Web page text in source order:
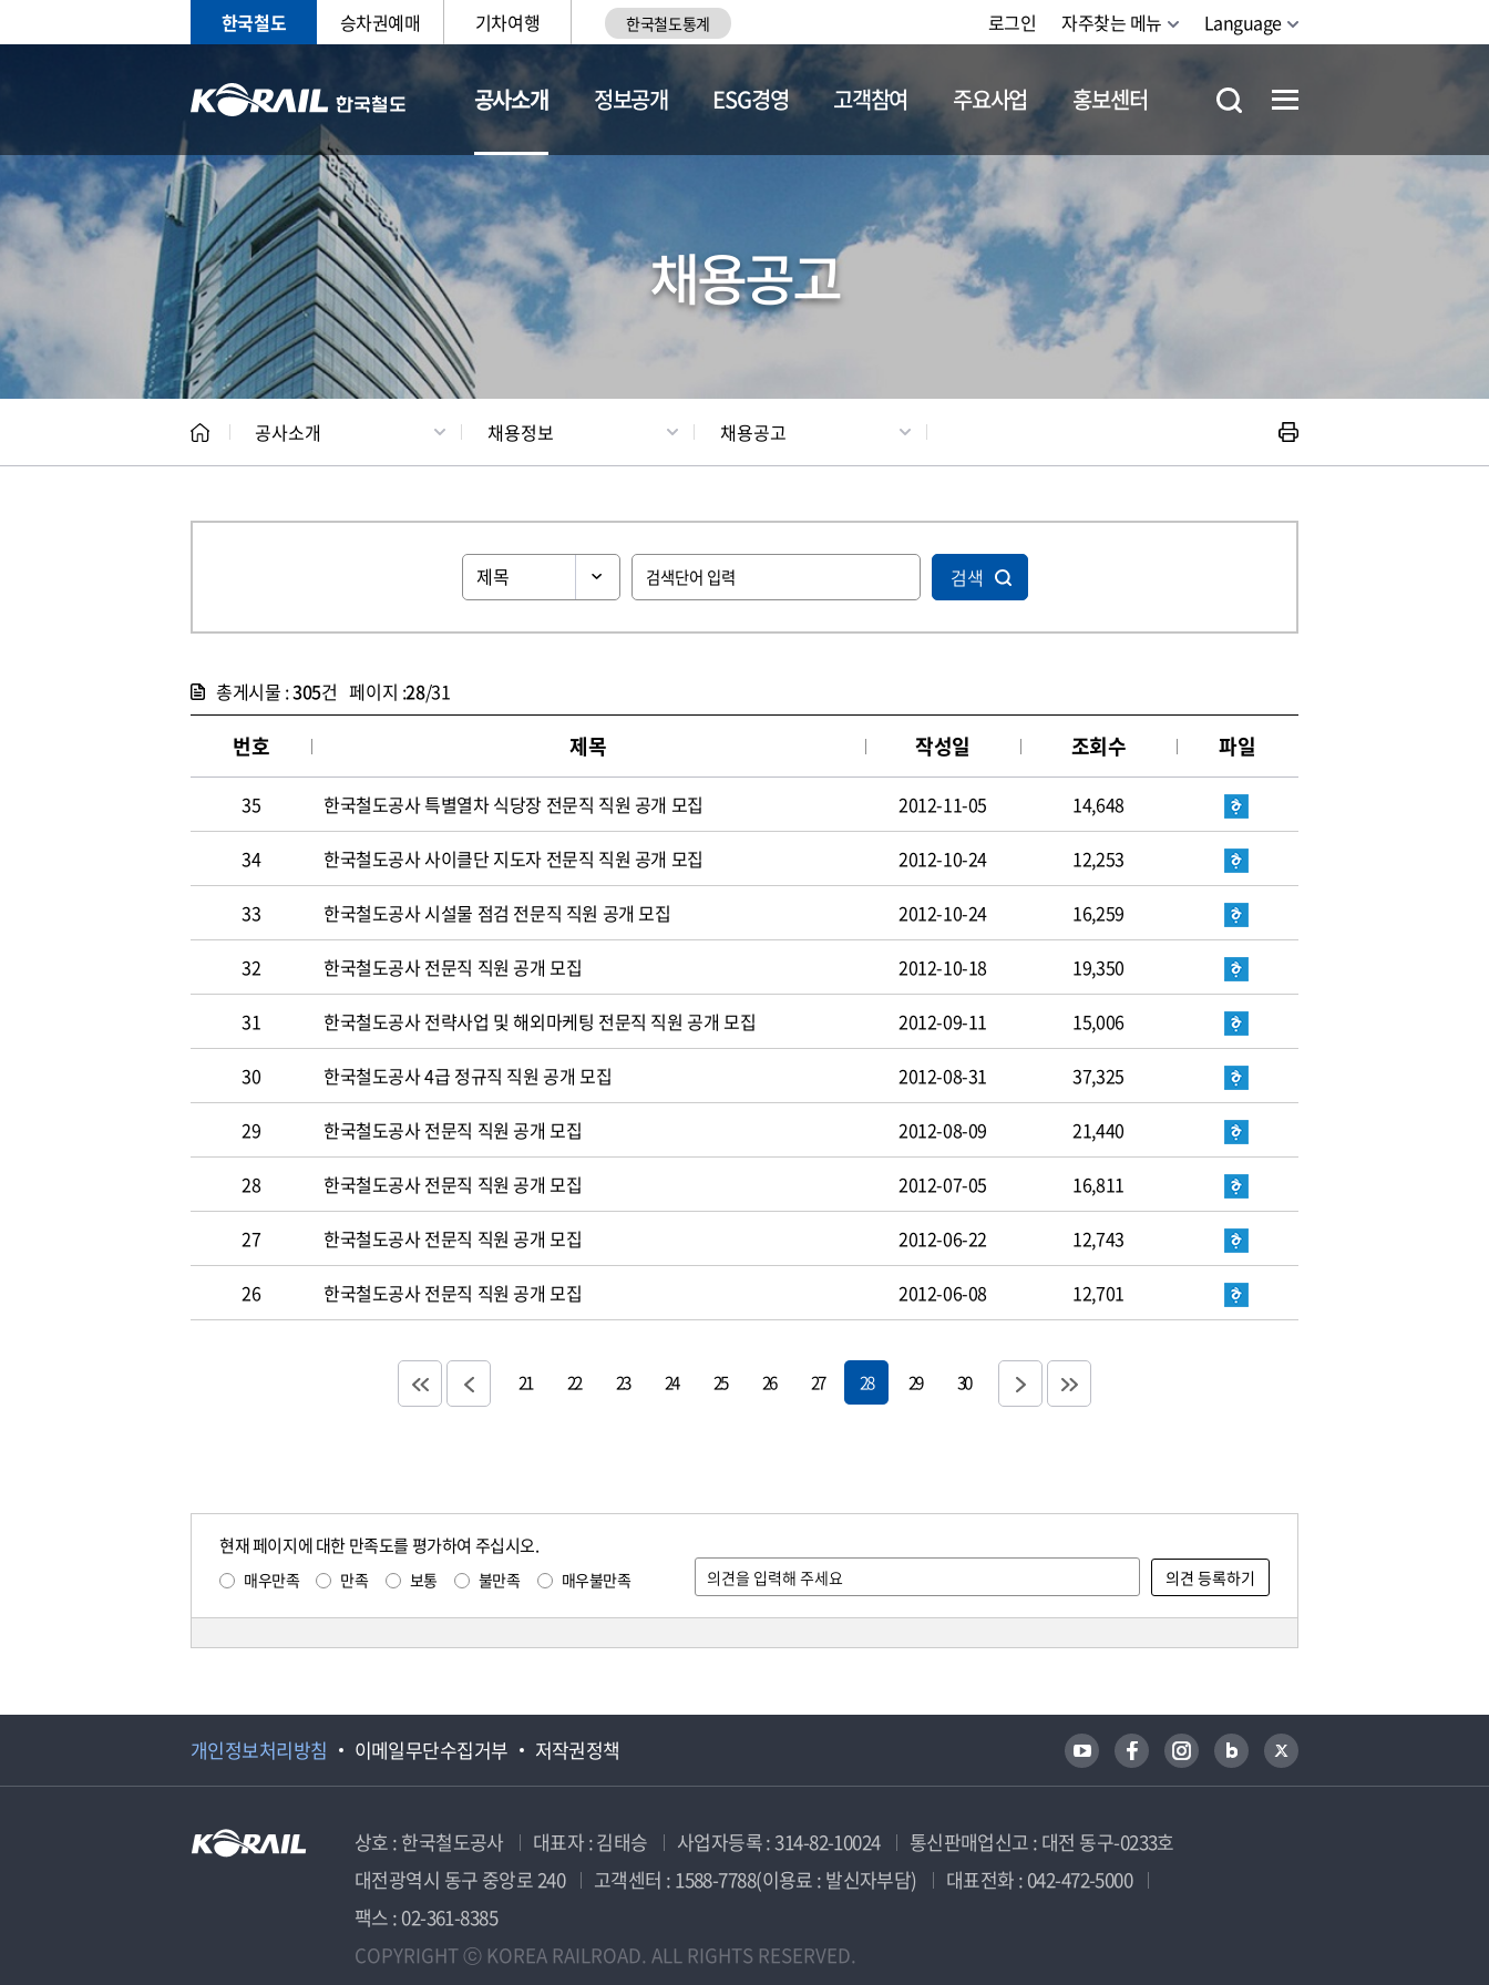
한국철도 승차권예매 기차여행 한국철도통계 로그인 자주찾는 메뉴 Language
공사소개
CEO 일반현황 채용정보
정보공개 ESG경영 고객참여 주요사업 홍보센터
채용공고
공사소개 채용정보 채용공고
검색
총게시물 :305건 페이지 :28/31
번호 제목 작성일 조회수 파일
35 한국철도공사 특별열차 식당장 전문직 직원 공개 모집 2012-11-05 14,648
34 한국철도공사 사이클단 지도자 전문직 직원 공개 모집 2012-10-24 12,253
33 한국철도공사 시설물 점검 전문직 직원 공개 모집 2012-10-24 16,259
32 한국철도공사 전문직 직원 공개 모집 2012-10-18 19,350
31 한국철도공사 전략사업 및 해외마케팅 전문직 직원 공개 모집 2012-09-11 15,006
30 한국철도공사 4급 정규직 직원 공개 모집 2012-08-31 37,325
29 한국철도공사 전문직 직원 공개 모집 2012-08-09 21,440
28 한국철도공사 전문직 직원 공개 모집 2012-07-05 16,811
27 한국철도공사 전문직 직원 공개 모집 2012-06-22 12,743
26 한국철도공사 전문직 직원 공개 모집 2012-06-08 12,701
21 22 23 24 25 26 27 28 29 30
현재 페이지에 대한 만족도를 평가하여 주십시오.
매우만족 만족 보통 불만족 매우불만족
개인정보처리방침 이메일무단수집거부 저작권정책
상호 : 한국철도공사 대표자 : 김태승 사업자등록 : 314-82-10024
통신판매업신고 : 대전 동구-0233호
대전광역시 동구 중앙로 240
고객센터 : 1588-7788(이용료 : 발신자부담)
대표전화 : 042-472-5000
팩스 : 02-361-8385
COPYRIGHT ⓒ KOREA RAILROAD. ALL RIGHTS RESERVED.